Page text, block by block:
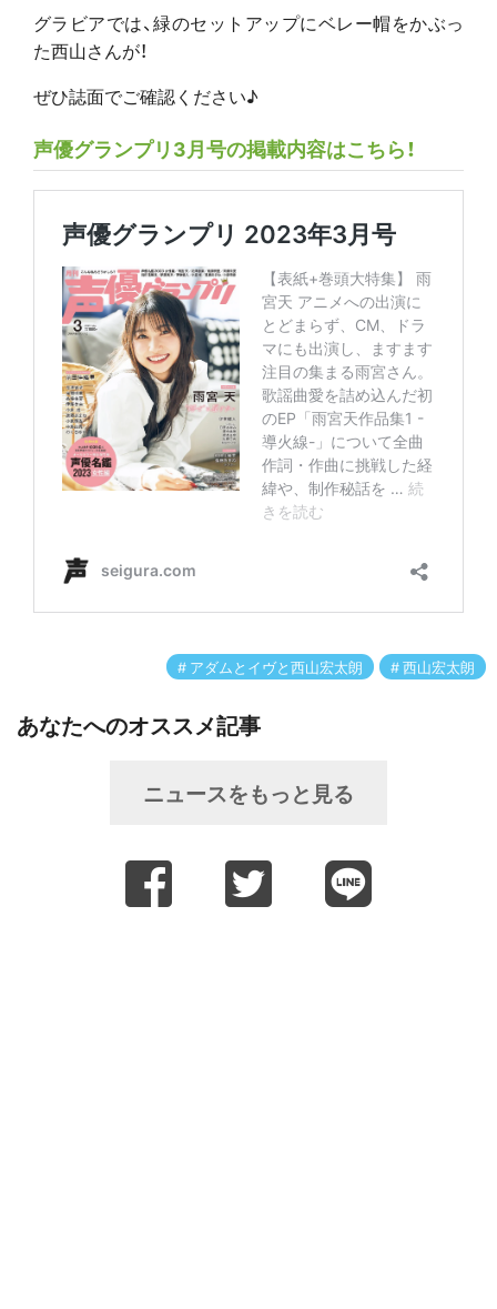
グラビアでは、緑のセットアップにベレー帽をかぶっ
た西山さんが！
ぜひ誌面でご確認ください♪
声優グランプリ3月号の掲載内容はこちら！
アダムとイヴと西山宏太朗 西山宏太朗
あなたへのオススメ記事
ニュースをもっと見る